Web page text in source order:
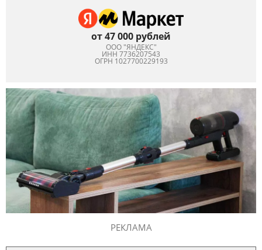
от 47 000 рублей
ООО "ЯНДЕКС"
ИНН 7736207543
ОГРН 1027700229193
РЕКЛАМА